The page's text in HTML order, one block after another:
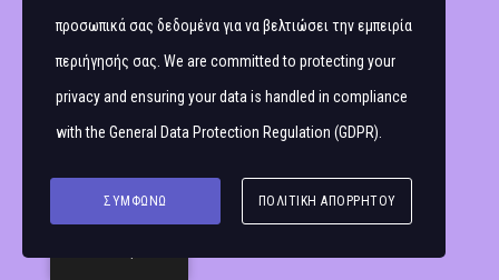
προσωπικά σας δεδομένα για να βελτιώσει την εμπειρία
περιήγησής σας. We are committed to protecting your
privacy and ensuring your data is handled in compliance
with the General Data Protection Regulation (GDPR)
ΣΥΜΦΩΝΏ ΠΟΛΙΤΙΚΉ ΑΠΟΡΡΉΤΟΥ